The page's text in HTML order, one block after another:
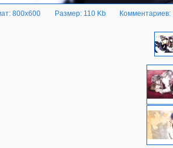
800x600 Размер: 110 Kb Комментариев: